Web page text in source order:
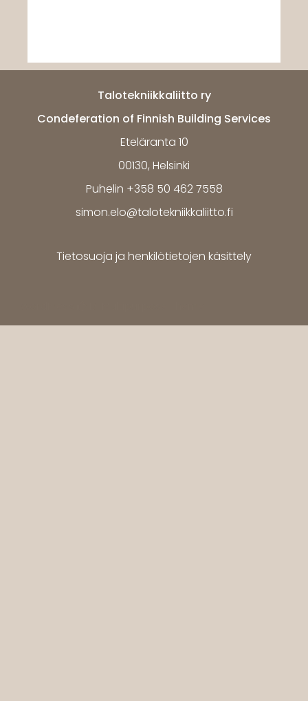
Talotekniikkaliitto ry
Condeferation of Finnish Building Services
Eteläranta 10
00130, Helsinki
Puhelin +358 50 462 7558
simon.elo@talotekniikkaliitto.fi
Tietosuoja ja henkilötietojen käsittely